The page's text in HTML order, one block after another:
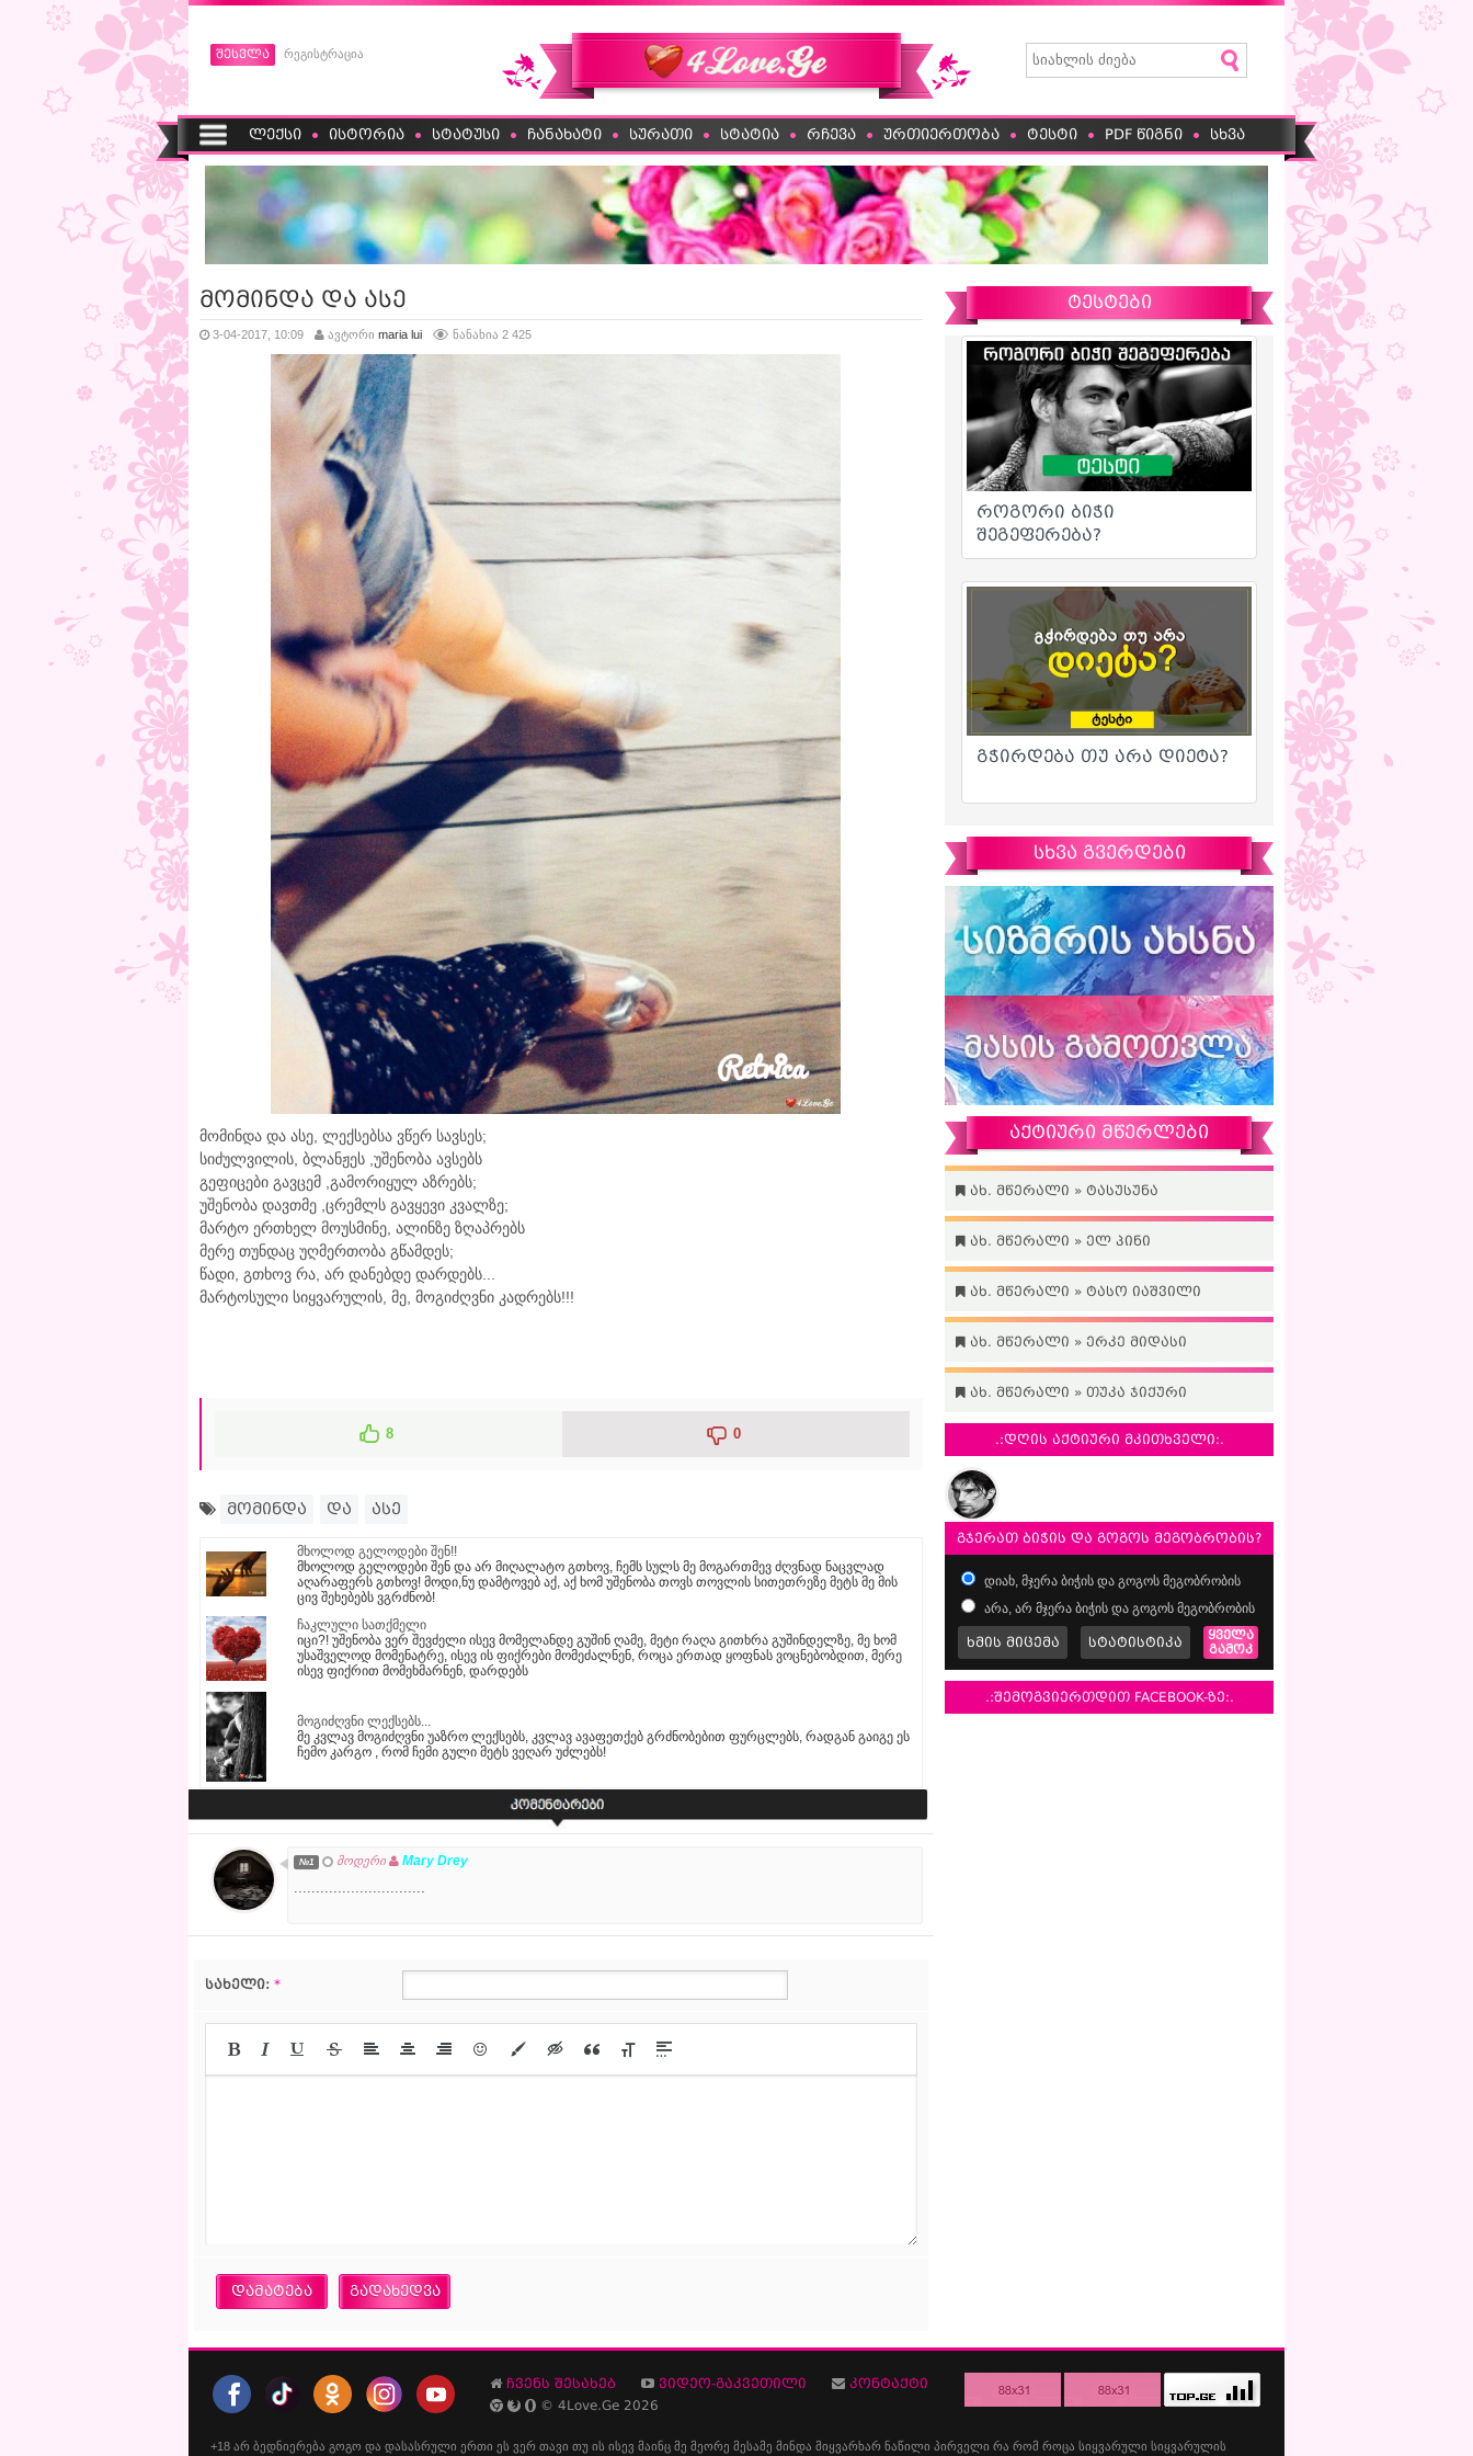
შესვლა რეგისტრაცია
ლექსი ისტორია სტატუსი ჩანახატი სურათი სტატია რჩევა ურთიერთობა ტესტი PDF წიგნი სხვა
მომინდა და ასე
3-04-2017, 10:09 ავტორი maria lui ნანახია 2 425
მომინდა და ასე, ლექსებსა ვწერ სავსეს;
სიძულვილის, ბლანჟეს ,უშენობა ავსებს
გეფიცები გავცემ ,გამორიყულ აზრებს;
უშენობა დავთმე ,ცრემლს გავყევი კვალზე;
მარტო ერთხელ მოუსმინე, ალინზე ზღაპრებს
მერე თუნდაც უღმერთობა გწამდეს;
წადი, გთხოვ რა, არ დანებდე დარდებს...
მარტოსული სიყვარულის, მე, მოგიძღვნი კადრებს!!!
8 0
მომინდა და ასე
მხოლოდ გელოდები შენ!!
მხოლოდ გელოდები შენ და არ მიღალატო გთხოვ, ჩემს სულს მე მოგართმევ ძღვნად ნაცვლად
აღარაფერს გთხოვ! მოდი,ნუ დამტოვებ აქ, აქ ხომ უშენობა თოვს თოვლის სითეთრეზე მეტს მე მის
ცივ შეხებებს ვგრძნობ!
ჩაკლული სათქმელი
იცი?! უშენობა ვერ შევძელი ისევ მომელანდე გუშინ ღამე, მეტი რაღა გითხრა გუშინდელზე, მე ხომ
უსაშველოდ მომენატრე, ისევ ის ფიქრები მომეძალნენ, როცა ერთად ყოფნას ვოცნებობდით, მერე
ისევ ფიქრით მომეხმარნენ, დარდებს
მოგიძღვნი ლექსებს...
მე კვლავ მოგიძღვნი უაზრო ლექსებს, კვლავ ავაფეთქებ გრძნობებით ფურცლებს, რადგან გაიგე ეს
ჩემო კარგო , რომ ჩემი გული მეტს ვეღარ უძლებს!
№1 მოდერი Mary Drey
..............................
სახელი: *
დამატება გადახედვა
ტესტები
სხვა გვერდები
აქტიური მწერლები
ახ. მწერალი » ტასუსუნა
ახ. მწერალი » ელ პინი
ახ. მწერალი » ტასო იაშვილი
ახ. მწერალი » ერკე მიდასი
ახ. მწერალი » თუკა ჯიქური
.:დღის აქტიური მკითხველი:.
გჯერათ ბიჭის და გოგოს მეგობრობის?
დიახ, მჯერა ბიჭის და გოგოს მეგობრობის
არა, არ მჯერა ბიჭის და გოგოს მეგობრობის
ხმის მიცემა სტატისტიკა
ყველა
გამოკ
.:შემოგვიერთდით FACEBOOK-ზე:.
ჩვენს შესახებ ვიდეო-გაკვეთილი
კონტაქტი
© 4Love.Ge 2026
+18 არ ბედნიერება გოგო და დასასრული ერთი ეს ვერ თავი თუ ის ისევ მაინც მე მეორე მესამე მინდა მიყვარხარ ნაწილი პირველი რა რომ როცა სიყვარული სიყვარულის